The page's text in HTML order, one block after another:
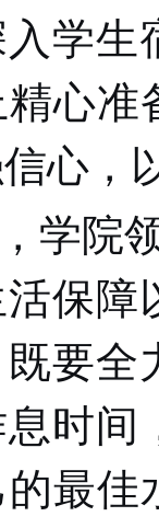
学生
心准
心，
学院
保障
要全
时间
最佳